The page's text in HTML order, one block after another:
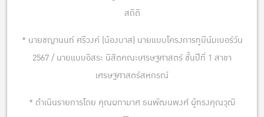
สถิติ
* นายชญานนท์ ศรีวงค์ (น้องบาส) นายแบบโครงการทูบีนัมเบอร์วัน
2567 / นายแบบอิสระ นิสิตคณะเศรษฐศาสตร์ ชั้นปีที่ 1 สาขา
เศรษฐศาสตร์สหกรณ์
* ดำเนินรายการโดย คุณผกามาศ ธนพัฒนพงศ์ ผู้ทรงคุณวุฒิ